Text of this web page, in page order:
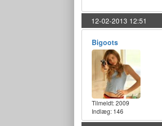
12-02-2013 12:51
Bigoots
Tilmeldt:2009
Indlæg: 146